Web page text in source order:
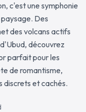
c'est une symphonie
Des
des volcans actifs
découvrez
parfait pour les
de romantisme,
discrets et cachés.